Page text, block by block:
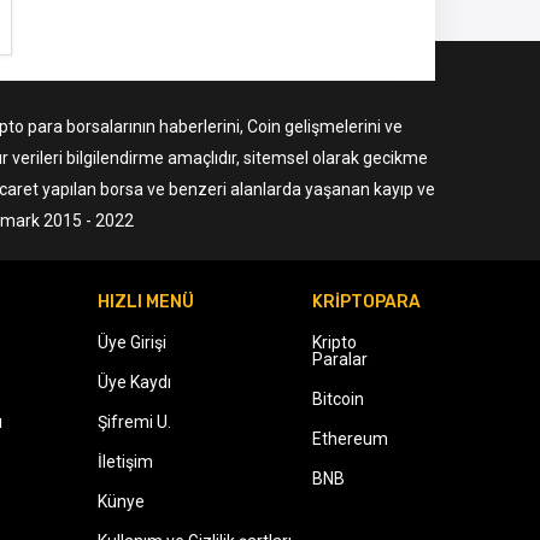
para borsalarının haberlerini, Coin gelişmelerini ve
verileri bilgilendirme amaçlıdır, sitemsel olarak gecikme
yapılan borsa ve benzeri alanlarda yaşanan kayıp ve
2015 - 2022
HIZLI MENÜ
Üye Girişi
Üye Kaydı
Şifremi U.
İletişim
Künye
KRİPTOPARA
Kripto
Paralar
Bitcoin
Ethereum
BNB